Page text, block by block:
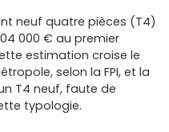
neuf quatre pièces (T4)
000 € au premier
estimation croise le
selon la FPI, et la
T4 neuf, faute de
typologie.